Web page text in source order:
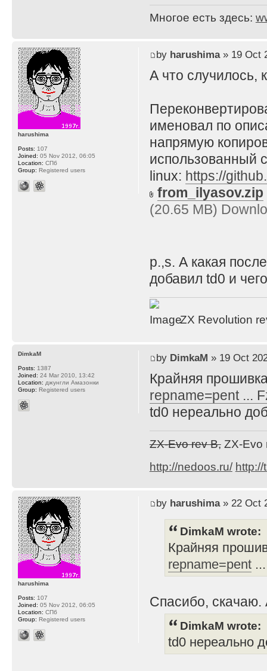
Многое есть здесь:
by harushima» 19 Oct
А что случилось,
именовал по
напрямую
использованный
linux: https://
from_ilyasov.zip
(20.65 MB)
p.,s. А какая
добавил td0 и
ZX Revolution
harushima
Posts: 107
Joined: 05 Nov 2012, 06:05
Location: СПб
Group: Registered users
by DimkaM » 19 Oct
Крайняя
repname=pent ...
td0 нереально
ZX-Evo rev B,ZX-Evo
http://nedoos.ru/ http://
DimkaM
Posts: 1387
Joined: 24 Mar 2010, 13:42
Location: джунгли Амазонки
Group: Registered users
by harushima» 22 Oct
DimkaM wrote:
Крайняя
repname=pent...
Спасибо, скачаю.
DimkaM wrote:
td0 нереально
harushima
Posts: 107
Joined: 05 Nov 2012, 06:05
Location: СПб
Group: Registered users